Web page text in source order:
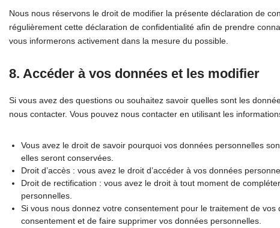
Nous nous réservons le droit de modifier la présente déclaration de
régulièrement cette déclaration de confidentialité afin de prendre
vous informerons activement dans la mesure du possible.
8. Accéder à vos données et les modifier
Si vous avez des questions ou souhaitez savoir quelles sont les
nous contacter. Vous pouvez nous contacter en utilisant les
Vous avez le droit de savoir pourquoi vos données personnelles
elles seront conservées.
Droit d’accès : vous avez le droit d’accéder à vos données
Droit de rectification : vous avez le droit à tout moment de
personnelles.
Si vous nous donnez votre consentement pour le traitement de
consentement et de faire supprimer vos données personnelles.